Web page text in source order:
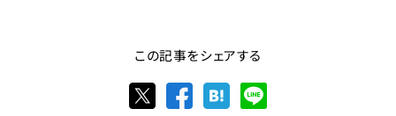
この記事をシェアする